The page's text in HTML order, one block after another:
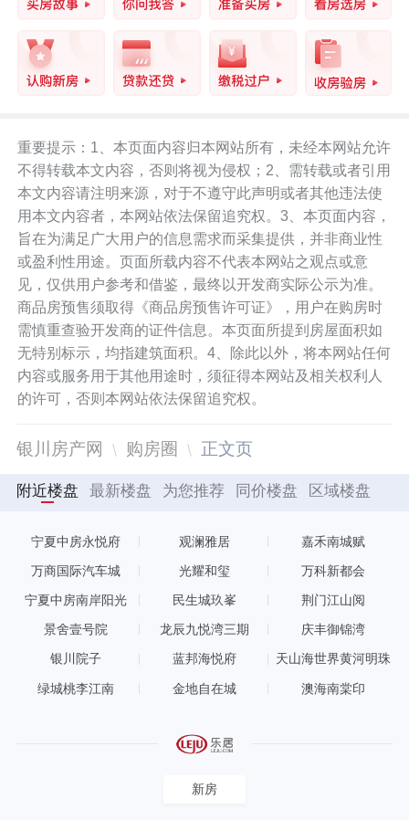
重要提示：1、本页面内容归本网站所有，未经本网站允许
不得转载本文内容，否则将视为侵权；2、需转载或者引用
本文内容请注明来源，对于不遵守此声明或者其他违法使
用本文内容者，本网站依法保留追究权。3、本页面内容，
旨在为满足广大用户的信息需求而采集提供，并非商业性
或盈利性用途。页面所载内容不代表本网站之观点或意
见，仅供用户参考和借鉴，最终以开发商实际公示为准。
商品房预售须取得《商品房预售许可证》，用户在购房时
需慎重查验开发商的证件信息。本页面所提到房屋面积如
无特别标示，均指建筑面积。4、除此以外，将本网站任何
内容或服务用于其他用途时，须征得本网站及相关权利人
的许可，否则本网站依法保留追究权。
银川房产网 购房圈 正文页
附近楼盘 最新楼盘 为您推荐 同价楼盘 区域楼盘
宁夏中房永悦府 观澜雅居 嘉禾南城赋
万商国际汽车城 光耀和玺 万科新都会
宁夏中房南岸阳光 民生城玖峯 荆门江山阅
景舍壹号院 龙辰九悦湾三期 庆丰御锦湾
银川院子 蓝邦海悦府 天山海世界黄河明珠
绿城桃李江南 金地自在城 澳海南棠印
新房